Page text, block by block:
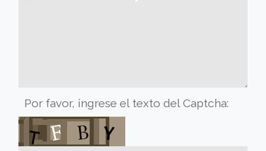
Por favor, ingrese el texto del Captcha: